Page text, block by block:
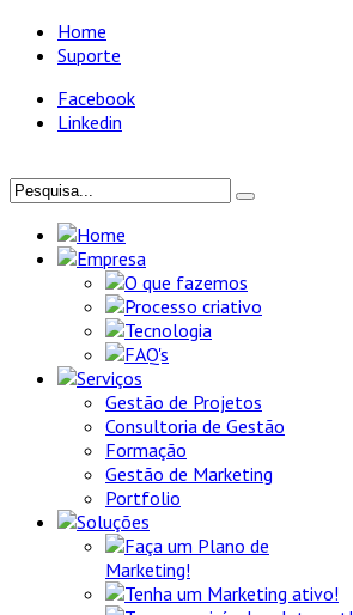
Home
Suporte
Facebook
Linkedin
Home
Empresa
O que fazemos
Processo criativo
Tecnologia
FAQ's
Serviços
Gestão de Projetos
Consultoria de Gestão
Formação
Gestão de Marketing
Portfolio
Soluções
Faça um Plano de
Marketing!
Tenha um Marketing ativo!